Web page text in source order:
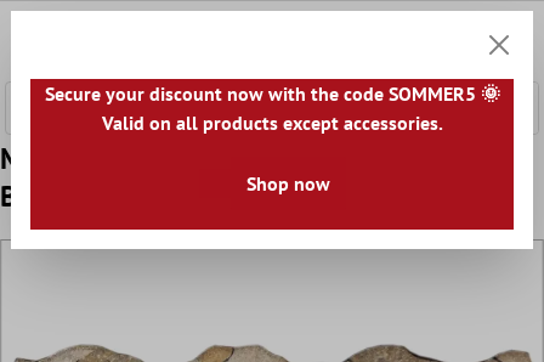
Minta Fali Csempe Eldorado Kő Megjelenés
Bézs
Secure your discount now with the code SOMMER5 🌞
Valid on all products except accessories.
Shop now